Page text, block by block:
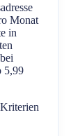
Monat
in
5,99